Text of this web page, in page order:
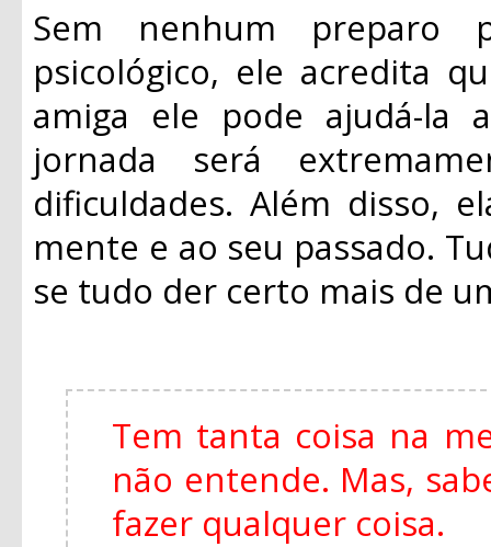
Sem nenhum
psicológico, ele acredita
amiga ele pode ajudá-la
jornada será
dificuldades. Além disso,
mente e ao seu passado.
se tudo der certo mais de
Tem tanta coisa na
não entende. Mas,
fazer qualquer coisa.